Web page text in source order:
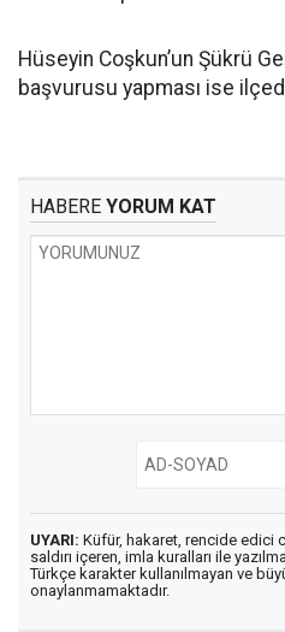
Hüseyin Coşkun’un Şükrü
başvurusu yapması ise
HABERE YORUM KAT
UYARI: Küfür, hakaret, rencide edici
saldırı içeren, imla kuralları ile
Türkçe karakter kullanılmayan ve
onaylanmamaktadır.